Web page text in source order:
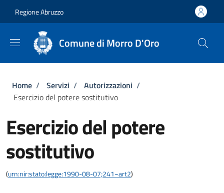
Regione Abruzzo
Comune di Morro D'Oro
Briciole di pane
Home / Servizi / Autorizzazioni /
Esercizio del potere sostitutivo
Esercizio del potere
sostitutivo
(urn:nir:stato:legge:1990-08-07;241~art2)